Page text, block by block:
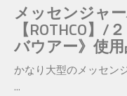
メッセンジャ
【ROTHCO】/
バウアー》使
かなり大型のメッセン
...